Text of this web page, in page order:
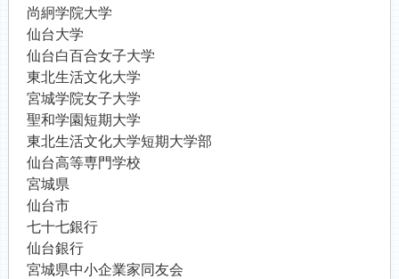
尚絅学院大学
仙台大学
仙台白百合女子大学
東北生活文化大学
宮城学院女子大学
聖和学園短期大学
東北生活文化大学短期大学部
仙台高等専門学校
宮城県
仙台市
七十七銀行
仙台銀行
宮城県中小企業家同友会